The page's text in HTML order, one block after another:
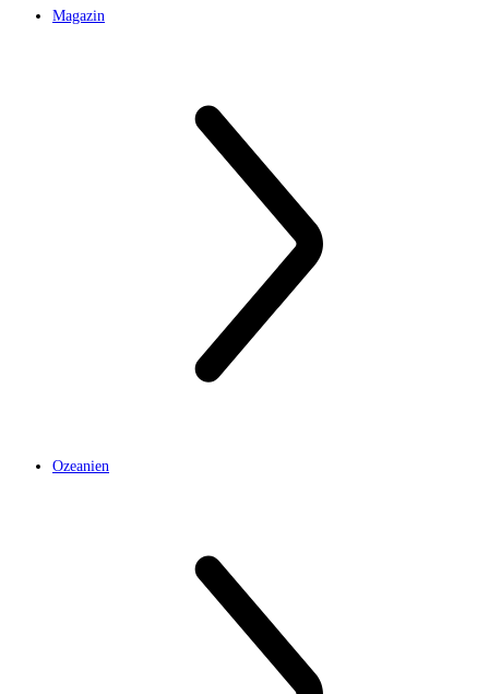
Magazin
Ozeanien